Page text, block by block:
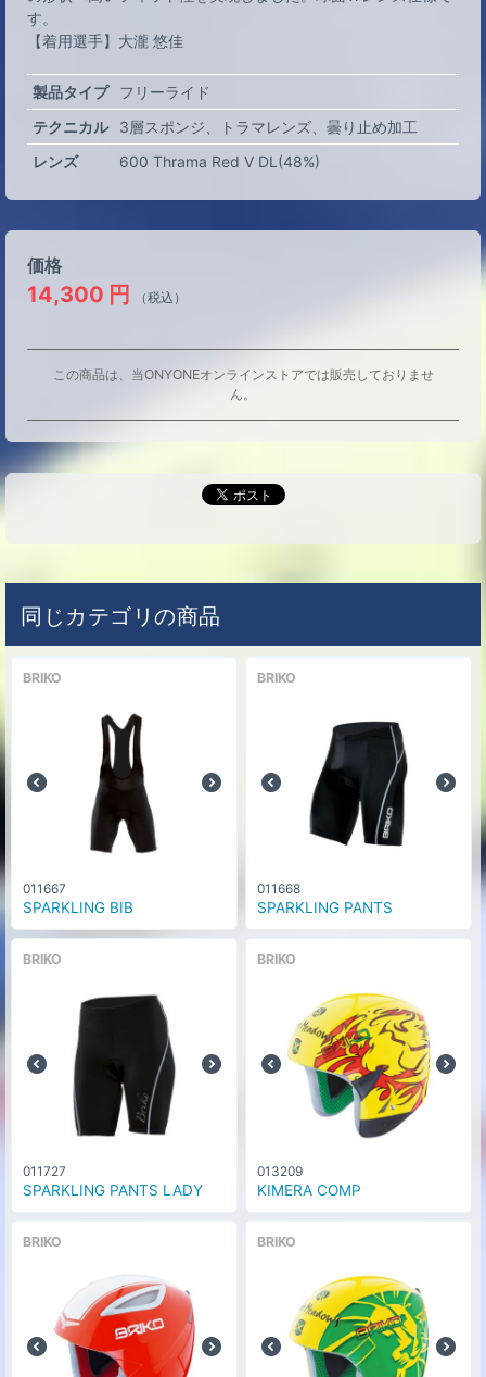
す。
【着用選手】大瀧 悠佳
製品タイプ
フリーライド
テクニカル
3層スポンジ トラマレンズ
曇り止め加工
レンズ
600 Thrama Red V DL(48%)
価格
14,300 円 （税込）
この商品は、当ONYONEオンラインストアでは販売しておりませ
ん。
同じカテゴリの商品
BRIKO
011667
SPARKLING BIB
BRIKO
011668
SPARKLING PANTS
BRIKO
011727
SPARKLING PANTS LADY
BRIKO
013209
KIMERA COMP
BRIKO BRIKO